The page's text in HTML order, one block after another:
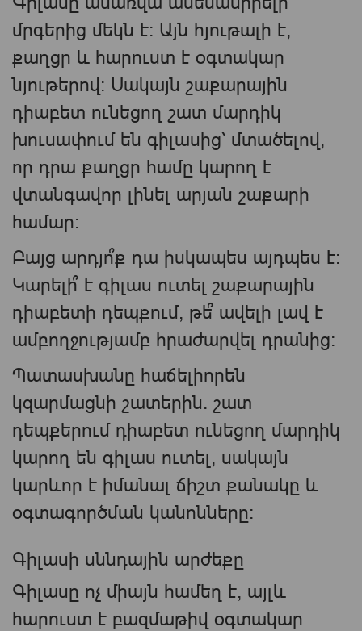
մրգերից մեկն է։ Այն հյութալի է,
քաղցր և հարուստ է օգտակար
նյութերով։ Սակայն շաքարային
դիաբետ ունեցող շատ մարդիկ
խուսափում են գիլասից՝ մտածելով,
որ դրա քաղցր համը կարող է
վտանգավոր լինել արյան շաքարի
համար։
Բայց արդյո՞ք դա իսկապես այդպես է։
Կարելի՞ է գիլաս ուտել շաքարային
դիաբետի դեպքում, թե՞ ավելի լավ է
ամբողջությամբ հրաժարվել դրանից։
Պատասխանը հաճելիորեն
կզարմացնի շատերին. շատ
դեպքերում դիաբետ ունեցող մարդիկ
կարող են գիլաս ուտել, սակայն
կարևոր է իմանալ ճիշտ քանակը և
օգտագործման կանոնները։
Գիլասի սննդային արժեքը
Գիլասը ոչ միայն համեղ է, այլև
հարուստ է բազմաթիվ օգտակար